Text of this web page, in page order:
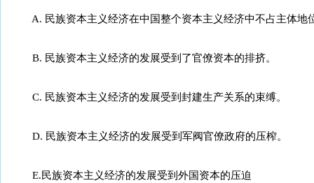
A. 民族资本主义经济在中国整个资本主义经济中不占主体地
B. 民族资本主义经济的发展受到了官僚资本的排挤。
C. 民族资本主义经济的发展受到封建生产关系的束缚。
D. 民族资本主义经济的发展受到军阀官僚政府的压榨。
E.民族资本主义经济的发展受到外国资本的压迫